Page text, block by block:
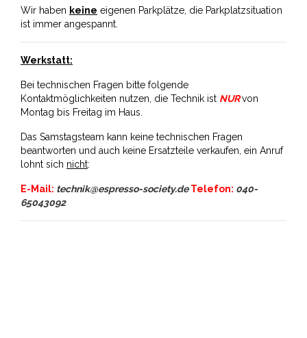
Wir haben keine eigenen Parkplätze, die Parkplatzsituation
ist immer angespannt.
Werkstatt:
Bei technischen Fragen bitte folgende
Kontaktmöglichkeiten nutzen, die Technik ist NURvon
Montag bis Freitag im Haus.
Das Samstagsteam kann keine technischen Fragen
beantworten und auch keine Ersatzteile verkaufen, ein Anruf
lohnt sich nicht:
E-Mail: technik@espresso-society.deTelefon: 040-
65043092